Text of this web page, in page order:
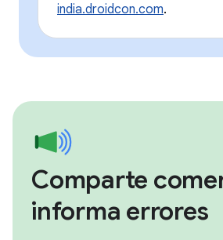
india.droidcon.com.
Comparte
informa errores